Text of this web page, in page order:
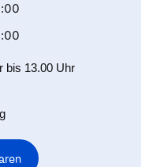
bis 13.00 Uhr